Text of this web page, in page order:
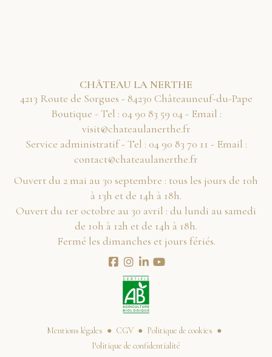
CHÂTEAU LA NERTHE
4213 Route de Sorgues - 84230 Châteauneuf-du-Pape
Boutique - Tel : 40 95 38 09 40- Email :
rf.ehtrenaluaetahc@tisiv
Service administratif - Tel : 11 07 38 09 40 - Email :
rf.ehtrenaluaetahc@tcatnoc
Ouvert du 2 mai au 30 septembre : tous les jours de 10h
à 13h et de 14h à 18h.
Ouvert du 1er octobre au 30 avril : du lundi au samedi
de 10h à 12h et de 14h à 18h.
Fermé les dimanches et jours fériés.
Mentions légales CGV
Politique de cookies
Politique de confidentialité